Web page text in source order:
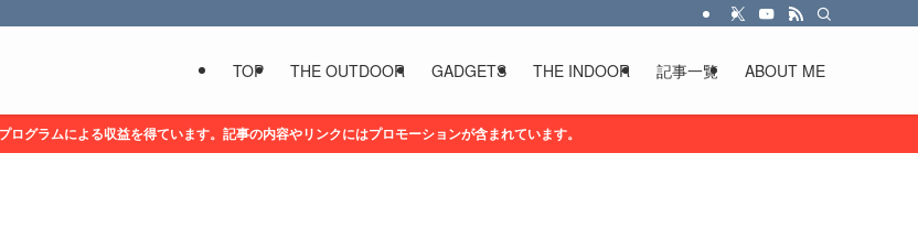
TOP THE OUTDOOR GADGETS THE INDOOR 記事一覧 ABOUT ME
ログラムによる収益を得ています。記事の内容やリンクにはプロモーションが含まれています。